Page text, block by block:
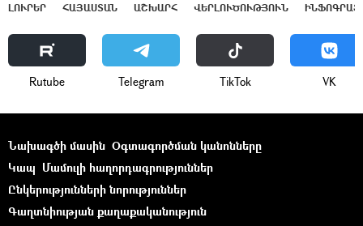
ԼՈՒՐԵՐ ՀԱՅԱՍՏԱՆ ԱՇԽԱՐՀ ՎԵՐԼՈՒԾՈՒԹՅՈՒՆ
Rutube Telegram ТikТоk VK
Նախագծի մասին Օգտագործման կանոնները
Կապ Մամուլի հաղորդագրություններ
Ընկերությունների նորություններ
Գաղտնիության քաղաքականություն